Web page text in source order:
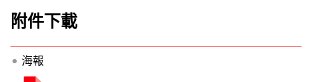
附件下載
海報